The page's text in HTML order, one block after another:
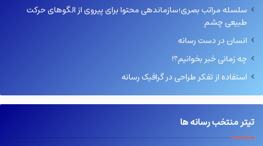
سلسله مراتب بصری؛سازماندهی محتوا برای پیروی از الگوهای حرکت
طبیعی چشم
انسان در دست رسانه
چه زمانی خبر بخوانیم؟!
استفاده از تفکر طراحی در گرافیک رسانه
تیتر منتخب رسانه ها